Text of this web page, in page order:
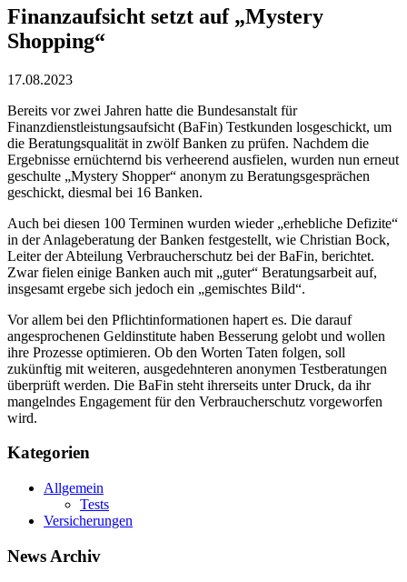
Finanzaufsicht setzt auf „Mystery
Shopping“
17.08.2023
Bereits vor zwei Jahren hatte die Bundesanstalt für
Finanzdienstleistungsaufsicht (BaFin) Testkunden losgeschickt, um
die Beratungsqualität in zwölf Banken zu prüfen. Nachdem die
Ergebnisse ernüchternd bis verheerend ausfielen, wurden nun erneut
geschulte „Mystery Shopper“ anonym zu Beratungsgesprächen
geschickt, diesmal bei 16 Banken.
Auch bei diesen 100 Terminen wurden wieder „erhebliche Defizite“
in der Anlageberatung der Banken festgestellt, wie Christian Bock,
Leiter der Abteilung Verbraucherschutz bei der BaFin, berichtet.
Zwar fielen einige Banken auch mit „guter“ Beratungsarbeit auf,
insgesamt ergebe sich jedoch ein „gemischtes Bild“.
Vor allem bei den Pflichtinformationen hapert es. Die darauf
angesprochenen Geldinstitute haben Besserung gelobt und wollen
ihre Prozesse optimieren. Ob den Worten Taten folgen, soll
zukünftig mit weiteren, ausgedehnteren anonymen Testberatungen
überprüft werden. Die BaFin steht ihrerseits unter Druck, da ihr
mangelndes Engagement für den Verbraucherschutz vorgeworfen
wird.
Kategorien
Allgemein
Tests
Versicherungen
News Archiv